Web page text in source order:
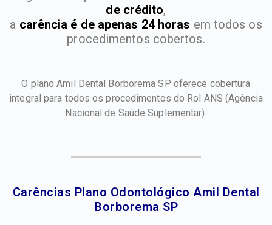
de crédito,
a carência é de apenas 24 horas em todos os
procedimentos cobertos.
O plano Amil Dental Borborema SP oferece cobertura
integral para todos os procedimentos do Rol ANS (Agência
Nacional de Saúde Suplementar).
Carências Plano Odontológico Amil Dental
Borborema SP​